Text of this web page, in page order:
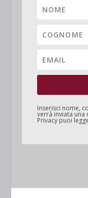
Inserisci nome,
verrà inviata una
Privacypuoi